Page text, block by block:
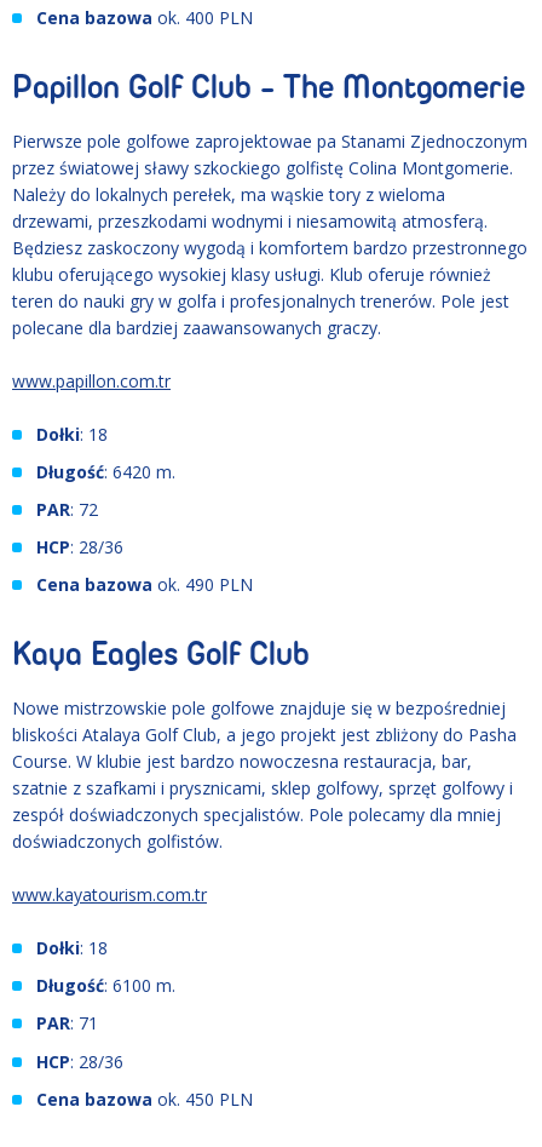
Cena bazowa ok. 400 PLN
Papillon Golf Club - The Montgomerie
Pierwsze pole golfowe zaprojektowae pa Stanami Zjednoczonym
przez światowej sławy szkockiego golfistę Colina Montgomerie.
Należy do lokalnych perełek, ma wąskie tory z wieloma
drzewami, przeszkodami wodnymi i niesamowitą atmosferą.
Będziesz zaskoczony wygodą i komfortem bardzo przestronnego
klubu oferującego wysokiej klasy usługi. Klub oferuje również
teren do nauki gry w golfa i profesjonalnych trenerów. Pole jest
polecane dla bardziej zaawansowanych graczy.
www.papillon.com.tr
Dołki: 18
Długość: 6420 m.
PAR: 72
HCP: 28/36
Cena bazowa ok. 490 PLN
Kaya Eagles Golf Club
Nowe mistrzowskie pole golfowe znajduje się w bezpośredniej
bliskości Atalaya Golf Club, a jego projekt jest zbliżony do Pasha
Course. W klubie jest bardzo nowoczesna restauracja, bar,
szatnie z szafkami i prysznicami, sklep golfowy, sprzęt golfowy i
zespół doświadczonych specjalistów. Pole polecamy dla mniej
doświadczonych golfistów.
www.kayatourism.com.tr
Dołki: 18
Długość: 6100 m.
PAR: 71
HCP: 28/36
Cena bazowa ok. 450 PLN